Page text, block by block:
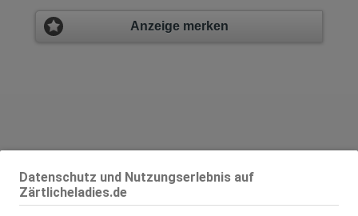
Datenschutz und Nutzungserlebnis auf
Zärtlicheladies.de
Anzeige merken